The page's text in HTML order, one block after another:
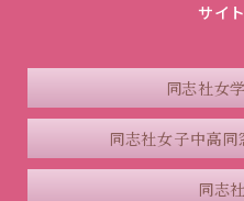
サイ
同志社女
同志社女子中高同
同志